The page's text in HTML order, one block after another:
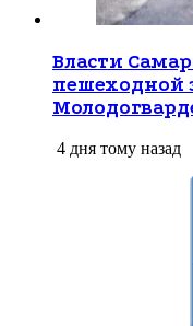
Власти
пешеходной
4 дня тому назад